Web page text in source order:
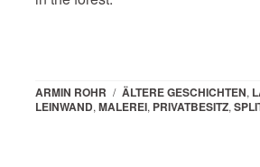
ARMIN ROHR / ÄLTERE GESCHICHTEN,
LEINWAND,MALEREI, PRIVATBESITZ,